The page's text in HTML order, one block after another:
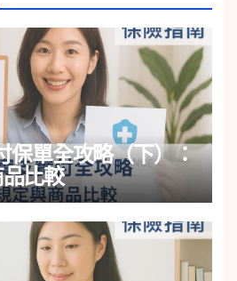
保單全攻略（下）：
比較